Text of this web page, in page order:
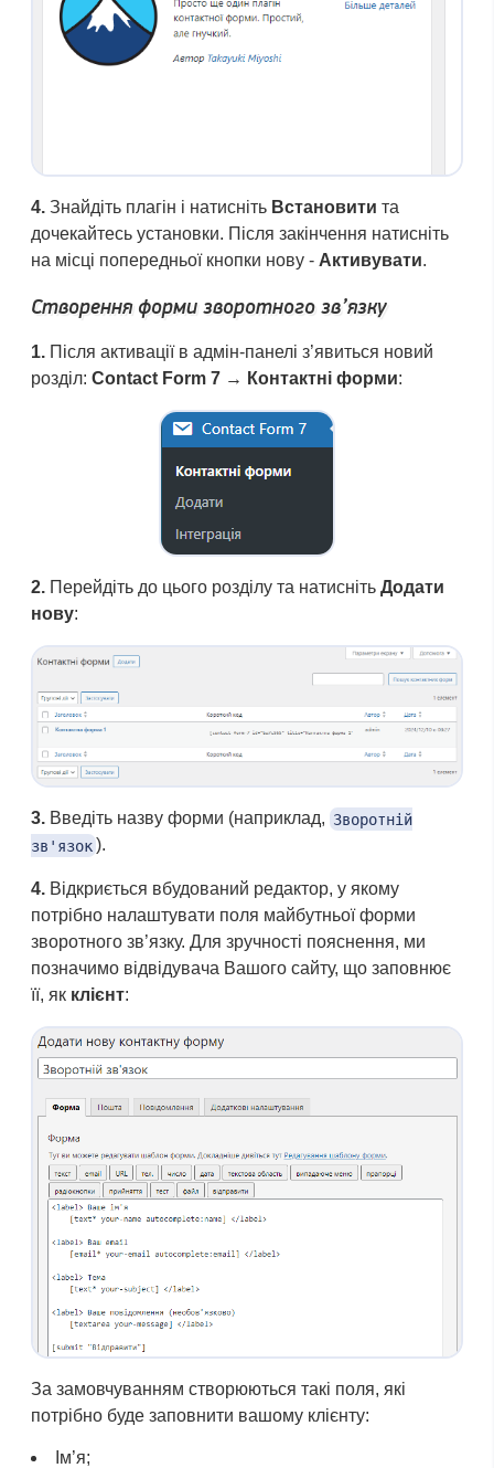
4. Знайдіть плагін і натисніть Встановити та
дочекайтесь установки. Після закінчення натисніть
на місці попередньої кнопки нову - Активувати.
Створення форми зворотного зв’язку
1. Після активації в адмін-панелі з’явиться новий
розділ: Contact Form 7 → Контактні форми:
2. Перейдіть до цього розділу та натисніть Додати
нову:
3. Введіть назву форми (наприклад, Зворотній
зв'язок).
4. Відкриється вбудований редактор, у якому
потрібно налаштувати поля майбутньої форми
зворотного зв’язку. Для зручності пояснення, ми
позначимо відвідувача Вашого сайту, що заповнює
її, як клієнт:
За замовчуванням створюються такі поля, які
потрібно буде заповнити вашому клієнту:
Ім’я;